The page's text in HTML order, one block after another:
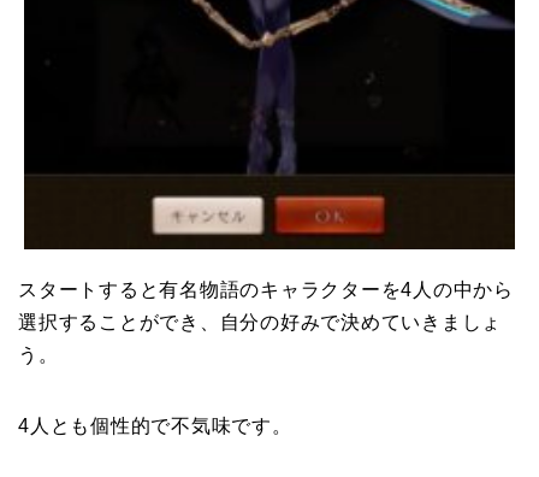
スタートすると有名物語のキャラクターを4人の中から
選択することができ、自分の好みで決めていきましょ
う。
4人とも個性的で不気味です。